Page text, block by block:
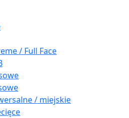
/ Full Face
/ miejskie